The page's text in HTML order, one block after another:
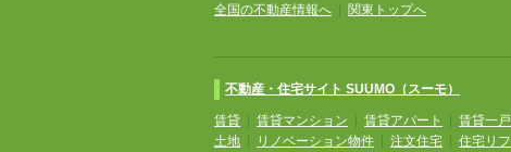
全国の不動産情報へ 関東トップへ
不動産・住宅サイト SUUMO（スーモ）
賃貸 賃貸マンション 賃貸アパート 賃貸一
土地
リノベーション物件 注文住宅 住宅リ